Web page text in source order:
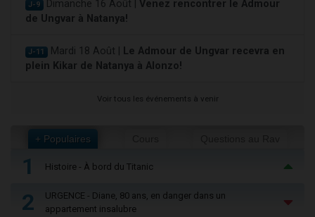
J-9 Dimanche 16 Août | Venez rencontrer le Admour
de Ungvar à Natanya!
J-11 Mardi 18 Août |
Le Admour de Ungvar recevra en
plein Kikar de Natanya à Alonzo!
Voir tous les événements à venir
+ Populaires
1 Histoire - À bord du Titanic
2
URGENCE - Diane, 80 ans, en danger dans un
appartement insalubre